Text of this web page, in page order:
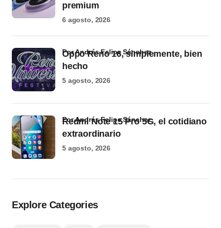
premium
6 agosto, 2026
Oppo Reno 16, simplemente, bien
hecho
por Andrés Felipe Sánchez
5 agosto, 2026
Redmi Note 15 Pro 5G, el cotidiano
extraordinario
por Andrés Felipe Sánchez
5 agosto, 2026
Explore Categories